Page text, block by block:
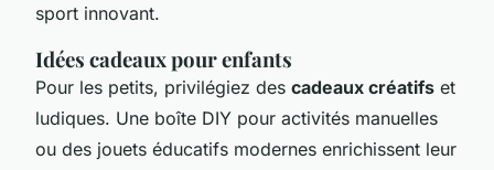
sport innovant.
Idées cadeaux pour enfants
Pour les petits, privilégiez des cadeaux créatifs et
ludiques. Une boîte DIY pour activités manuelles
ou des jouets éducatifs modernes enrichissent leur